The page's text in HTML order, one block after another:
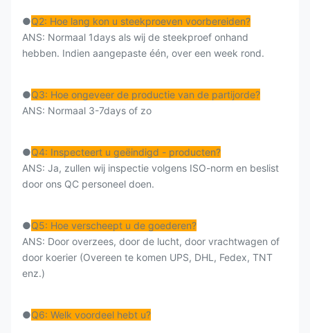
●Q2: Hoe lang kon u steekproeven voorbereiden?
ANS: Normaal 1days als wij de steekproef onhand
hebben. Indien aangepaste één, over een week rond.
●Q3: Hoe ongeveer de productie van de partijorde?
ANS: Normaal 3-7days of zo
●Q4: Inspecteert u geëindigd - producten?
ANS: Ja, zullen wij inspectie volgens ISO-norm en beslist
door ons QC personeel doen.
●Q5: Hoe verscheept u de goederen?
ANS: Door overzees, door de lucht, door vrachtwagen of
door koerier (Overeen te komen UPS, DHL, Fedex, TNT
enz.)
●Q6: Welk voordeel hebt u?